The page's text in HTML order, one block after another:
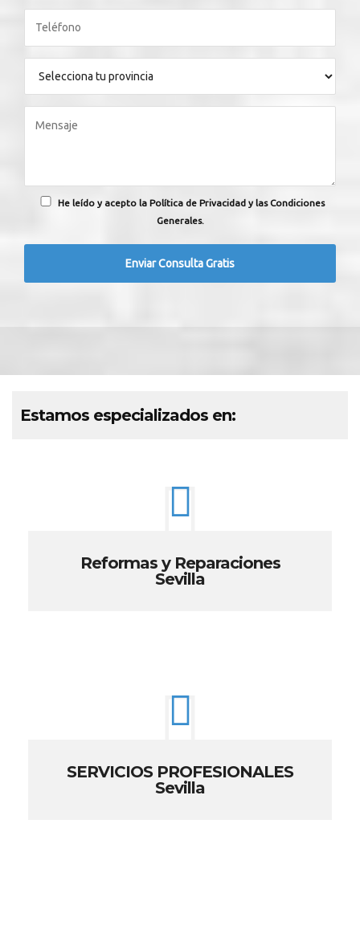
He leído y acepto la Política de Privacidad y las Condiciones
Generales.
Estamos especializados en:
Reformas y Reparaciones
Sevilla
SERVICIOS PROFESIONALES
Sevilla